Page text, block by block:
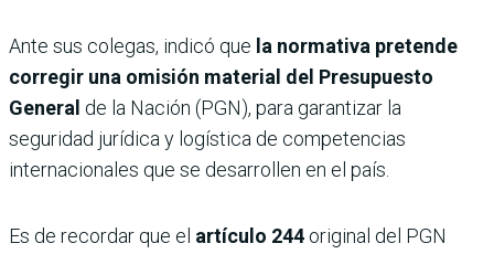
Ante sus colegas, indicó que la normativa pretende
corregir una omisión material del Presupuesto
General de la Nación (PGN), para garantizar la
seguridad jurídica y logística de competencias
internacionales que se desarrollen en el país.
Es de recordar que el artículo 244 original del PGN